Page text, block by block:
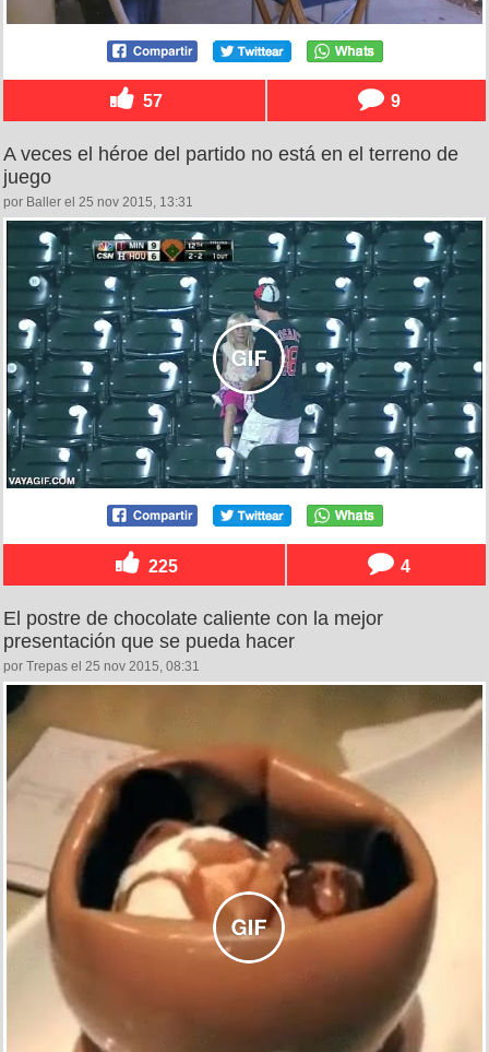
57 9
A veces el héroe del partido no está en el terreno de
juego
por Baller el 25 nov 2015, 13:31
225 4
El postre de chocolate caliente con la mejor
presentación que se pueda hacer
por Trepas el 25 nov 2015, 08:31